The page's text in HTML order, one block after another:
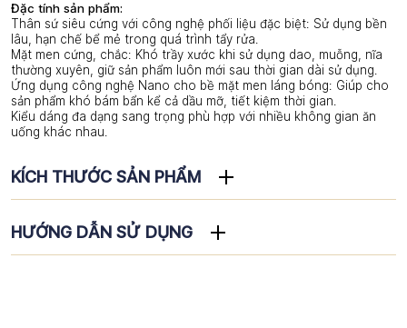
Đặc tính sản phẩm:
Thân sứ siêu cứng với công nghệ phối liệu đặc biệt: Sử dụng bền
lâu, hạn chế bể mẻ trong quá trình tẩy rửa.
Mặt men cứng, chắc: Khó trầy xước khi sử dụng dao, muỗng, nĩa
thường xuyên, giữ sản phẩm luôn mới sau thời gian dài sử dụng.
Ứng dụng công nghệ Nano cho bề mặt men láng bóng: Giúp cho
sản phẩm khó bám bẩn kể cả dầu mỡ, tiết kiệm thời gian.
Kiểu dáng đa dạng sang trọng phù hợp với nhiều không gian ăn
uống khác nhau.
KÍCH THƯỚC SẢN PHẨM
HƯỚNG DẪN SỬ DỤNG